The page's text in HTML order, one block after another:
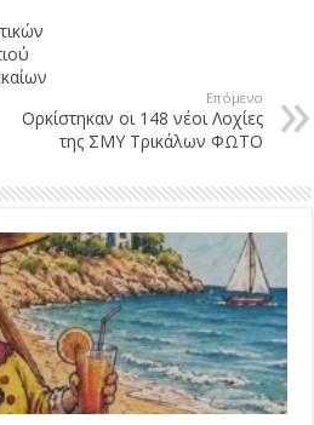
Επόμενο
Ορκίστηκαν οι 148 νέοι Λοχίες
της ΣΜΥ Τρικάλων ΦΩΤΟ